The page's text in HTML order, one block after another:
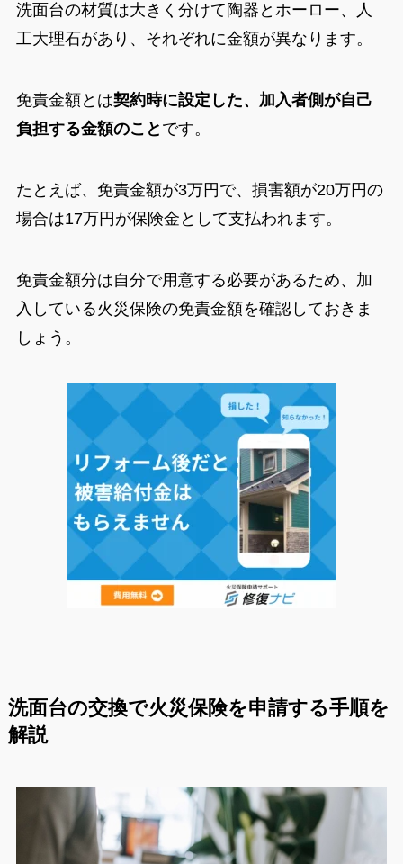
洗面台の材質は大きく分けて陶器とホーロー、人
工大理石があり、それぞれに金額が異なります。
免責金額とは契約時に設定した、加入者側が自己
負担する金額のこと です。
たとえば、免責金額が3万円で、損害額が20万円の
場合は17万円が保険金として支払われます。
免責金額分は自分で用意する必要があるため、加
入している火災保険の免責金額を確認しておきま
しょう。
洗面台の交換で火災保険を申請する手順を
解説